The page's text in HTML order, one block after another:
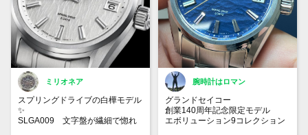
ミリオネア
スプリングドライブの白樺モデル
✨
SLGA009 文字盤が繊細で惚れ
腕時計はロマン
グランドセイコー
創業140周年記念限定モデル
エボリューション9コレクション